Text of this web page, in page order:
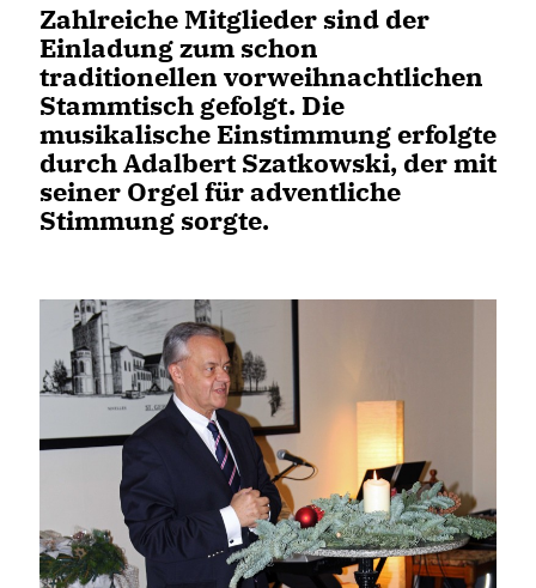
Zahlreiche Mitglieder sind der
Einladung zum schon
traditionellen vorweihnachtlichen
Stammtisch gefolgt. Die
musikalische Einstimmung erfolgte
durch Adalbert Szatkowski, der mit
seiner Orgel für adventliche
Stimmung sorgte.